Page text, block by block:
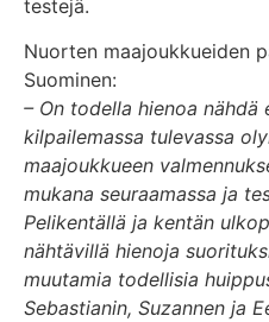
testejä.
Nuorten maajoukkueiden
Suominen:
– On todella hienoa
kilpailemassa tulevassa
maajoukkueen
mukana seuraamassa ja
Pelikentällä ja kentän
nähtävillä hienoja
muutamia todellisia
Sebastianin, Suzannen ja